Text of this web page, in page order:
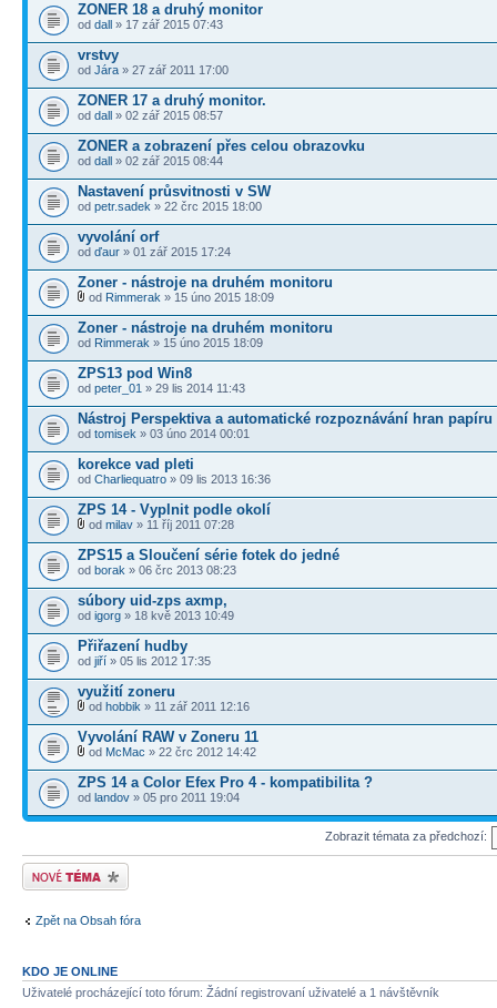
ZONER 18 a druhý monitor
od dall » 17 zář 2015 07:43
vrstvy
od Jára » 27 zář 2011 17:00
ZONER 17 a druhý monitor.
od dall » 02 zář 2015 08:57
ZONER a zobrazení přes celou obrazovku
od dall » 02 zář 2015 08:44
Nastavení průsvitnosti v SW
od petr.sadek » 22 črc 2015 18:00
vyvolání orf
od ďaur » 01 zář 2015 17:24
Zoner - nástroje na druhém monitoru
od Rimmerak » 15 úno 2015 18:09
Zoner - nástroje na druhém monitoru
od Rimmerak » 15 úno 2015 18:09
ZPS13 pod Win8
od peter_01 » 29 lis 2014 11:43
Nástroj Perspektiva a automatické rozpoznávání hran papíru
od tomisek » 03 úno 2014 00:01
korekce vad pleti
od Charliequatro » 09 lis 2013 16:36
ZPS 14 - Vyplnit podle okolí
od milav » 11 říj 2011 07:28
ZPS15 a Sloučení série fotek do jedné
od borak » 06 črc 2013 08:23
súbory uid-zps axmp,
od igorg » 18 kvě 2013 10:49
Přiřazení hudby
od jiří » 05 lis 2012 17:35
využití zoneru
od hobbik » 11 zář 2011 12:16
Vyvolání RAW v Zoneru 11
od McMac » 22 črc 2012 14:42
ZPS 14 a Color Efex Pro 4 - kompatibilita ?
od landov » 05 pro 2011 19:04
Zobrazit témata za předchozí:
Odeslat nové téma
Zpět na Obsah fóra
KDO JE ONLINE
Uživatelé procházející toto fórum: Žádní registrovaní uživatelé a 1 návštěvník